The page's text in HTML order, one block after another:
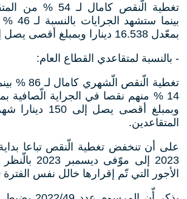
تغطية الّنقص كامال
بينما
بمعّدل 16.538 دينارا وبمبلغ أقصى يصل إلى 363 دينارا.
- بالنسبة لمتقاعدي القطاع العام:
تغطية الّنقص
وبمبلغ أقصى يصل
المتقاعدين.
على أن تنخفض تغطية الّنقص تباعا
2023 إلى موّفى
الأجور التي تّم إقرارها خالل نفس الفترة 2019 و2020.